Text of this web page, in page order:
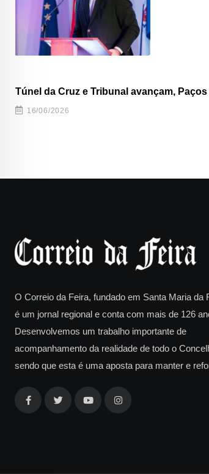
Túnel da Cruz e Tribunal avançam,
16/06/2026
O Correio da Feira, fundado em Santa Maria da
é um jornal regional e conta com mais de 126
Desenvolvemos um trabalho importante de
acompanhamento da realidade de todo o
sendo que esta é uma aposta para manter e